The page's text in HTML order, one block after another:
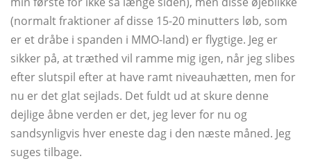
(normalt fraktioner af disse 15-20 minutters løb, som
er et dråbe i spanden i MMO-land) er flygtige. Jeg er
sikker på, at træthed vil ramme mig igen, når jeg slibes
efter slutspil efter at have ramt niveauhætten, men for
nu er det glat sejlads. Det fuldt ud at skure denne
dejlige åbne verden er det, jeg lever for nu og
sandsynligvis hver eneste dag i den næste måned. Jeg
suges tilbage.